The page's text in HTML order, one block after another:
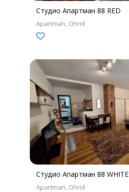
Студио Апартман 88 RED
Apartman Ohrid
Студио Апартман 88 WHITE
Apartman Ohrid